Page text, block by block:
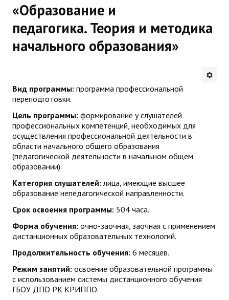
"Боевая" русистика
Будни института
ИНСТИТУТ
Противодействие коррупции
В ПОМОЩЬ УЧИТЕЛЮ
Организация УВП
ГИА
Карта ГИА РК
Советуем прочитать
Готовимся к новому учебному году 2026-2027
ДПО
«Образование и
педагогика. Теория и методика
начального образования»
Вид программы: программа профессиональной
переподготовки.
Цель программы: формирование у слушателей
профессиональных компетенций, необходимых для
осуществления профессиональной деятельности в
области начального общего образования
(педагогической деятельности в начальном общем
образовании).
Категория слушателей:лица, имеющие высшее
образование непедагогической направленности.
Срок освоения программы: 504 часа.
Форма обучения: очно-заочная, заочная с применением
дистанционных образовательных технологий.
Продолжительность обучения: 6 месяцев.
Режим занятий: освоение образовательной программы
с использованием системы дистанционного обучения
ГБОУ ДПО РК КРИППО.